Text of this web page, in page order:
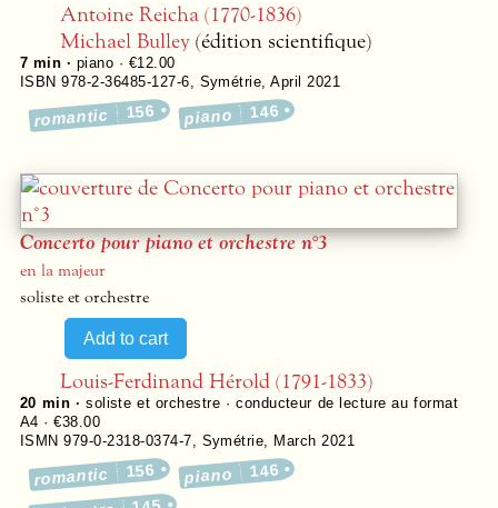
Antoine Reicha (1770-1836)
Michael Bulley (édition scientifique)
7 min · piano · €12.00
ISBN 978-2-36485-127-6, Symétrie,April 2021
romantic 156 piano 146
Concerto pour piano et orchestre n°3
en la majeur
soliste et orchestre
Louis-Ferdinand Hérold (1791-1833)
20 min ·soliste et orchestre · conducteur de lecture au format
A4 · €38.00
ISMN 979-0-2318-0374-7, Symétrie, March 2021
romantic 156 piano 146